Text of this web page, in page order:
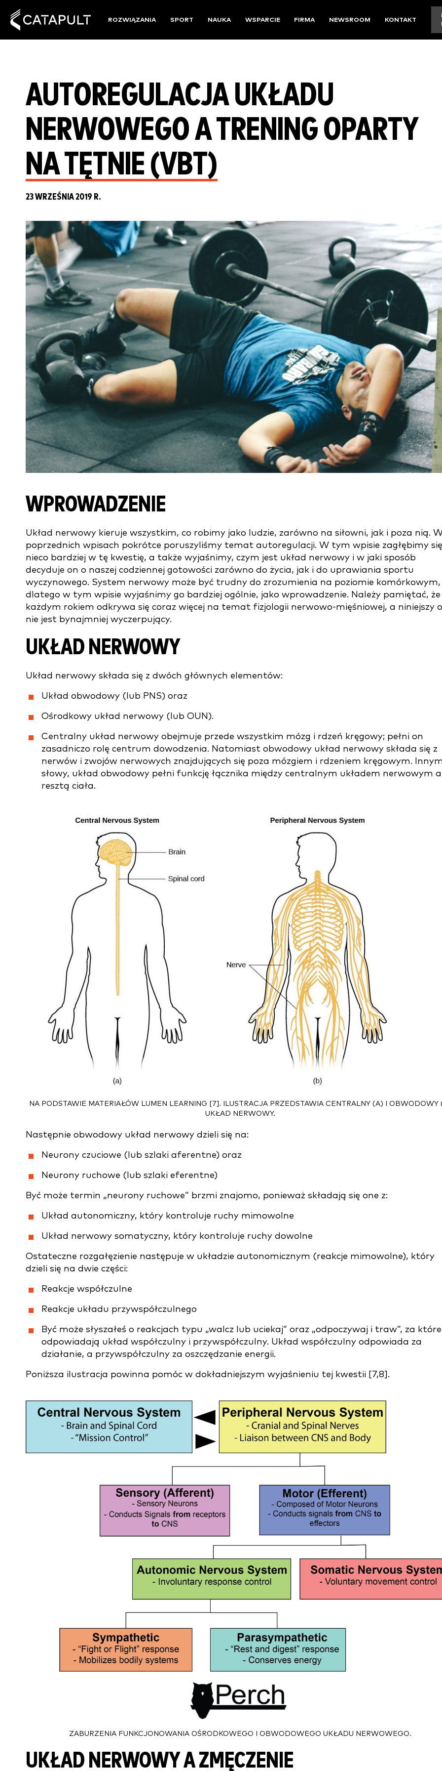
ROZWIĄZANIA SPORT NAUKA WSPARCIE FIRMA NEWSROOM KONTAKT
AUTOREGULACJA UKŁADU
NERWOWEGO A TRENING OPARTY
NA TĘTNIE (VBT)
23 WRZEŚNIA 2019 R.
WPROWADZENIE
Układ nerwowy kieruje wszystkim, co robimy jako ludzie, zarówno na siłowni, jak i poza nią.
poprzednich wpisach pokrótce poruszyliśmy temat autoregulacji. W tym wpisie zagłębimy się
nieco bardziej w tę kwestię, a także wyjaśnimy, czym jest układ nerwowy i w jaki sposób
decyduje on o naszej codziennej gotowości zarówno do życia, jak i do uprawiania sportu
wyczynowego. System nerwowy może być trudny do zrozumienia na poziomie komórkowym,
dlatego w tym wpisie wyjaśnimy go bardziej ogólnie, jako wprowadzenie. Należy pamiętać, że
każdym rokiem odkrywa się coraz więcej na temat fizjologii nerwowo-mięśniowej, a niniejszy
nie jest bynajmniej wyczerpujący.
UKŁAD NERWOWY
Układ nerwowy składa się z dwóch głównych elementów:
Układ obwodowy (lub PNS) oraz
Ośrodkowy układ nerwowy (lub OUN).
Centralny układ nerwowy obejmuje przede wszystkim mózg i rdzeń kręgowy; pełni on
zasadniczo rolę centrum dowodzenia. Natomiast obwodowy układ nerwowy składa się z
nerwów i zwojów nerwowych znajdujących się poza mózgiem i rdzeniem kręgowym.
słowy, układ obwodowy pełni funkcję łącznika między centralnym układem nerwowym a
resztą ciała.
NA PODSTAWIE MATERIAŁÓW LUMEN LEARNING [7]. ILUSTRACJA PRZEDSTAWIA CENTRALNY (A) I OBWODOWY
UKŁAD NERWOWY.
Następnie obwodowy układ nerwowy dzieli się na:
Neurony czuciowe (lub szlaki aferentne) oraz
Neurony ruchowe (lub szlaki eferentne)
Być może termin „neurony ruchowe” brzmi znajomo, ponieważ składają się one z:
Układ autonomiczny, który kontroluje ruchy mimowolne
Układ nerwowy somatyczny, który kontroluje ruchy dowolne
Ostateczne rozgałęzienie następuje w układzie autonomicznym (reakcje mimowolne), który
dzieli się na dwie części:
Reakcje współczulne
Reakcje układu przywspółczulnego
Być może słyszałeś o reakcjach typu „walcz lub uciekaj” oraz „odpoczywaj i traw”, za które
odpowiadają układ współczulny i przywspółczulny. Układ współczulny odpowiada za
działanie, a przywspółczulny za oszczędzanie energii.
Poniższa ilustracja powinna pomóc w dokładniejszym wyjaśnieniu tej kwestii [7,8].
ZABURZENIA FUNKCJONOWANIA OŚRODKOWEGO I OBWODOWEGO UKŁADU NERWOWEGO.
UKŁAD NERWOWY A ZMĘCZENIE